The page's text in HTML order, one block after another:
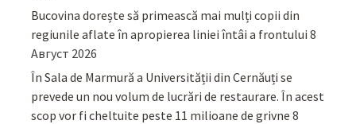
Bucovina dorește să primească mai mulți copii din
regiunile aflate în apropierea liniei întâi a frontului 8
Август 2026
În Sala de Marmură a Universității din Cernăuți se
prevede un nou volum de lucrări de restaurare. În acest
scop vor fi cheltuite peste 11 milioane de grivne 8